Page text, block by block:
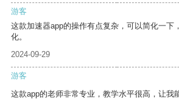
游客
这款加速器app的操作有点复杂，可以简化一下
化。
2024-09-29
游客
这款app的老师非常专业，教学水平很高，让我